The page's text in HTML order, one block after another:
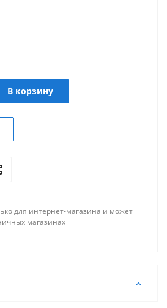
В корзину
для интернет-магазина и может
магазинах